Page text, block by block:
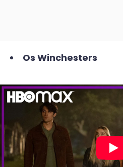
Os Winchesters